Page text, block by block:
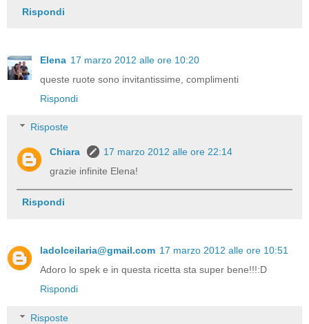
Rispondi
Elena 17 marzo 2012 alle ore 10:20
queste ruote sono invitantissime, complimenti
Rispondi
Risposte
Chiara
17 marzo 2012 alle ore 22:14
grazie infinite Elena!
Rispondi
ladolceilaria@gmail.com 17 marzo 2012 alle ore 10:51
Adoro lo spek e in questa ricetta sta super bene!!!:D
Rispondi
Risposte